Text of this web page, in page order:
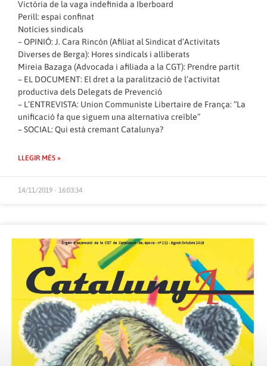
Victòria de la vaga indefinida a Iberboard
Perill: espai confinat
Notícies sindicals
– OPINIÓ: J. Cara Rincón (Afiliat al Sindicat d’Activitats
Diverses de Berga): Hores sindicals i alliberats
Mireia Bazaga (Advocada i afiliada a la CGT): Prendre partit
– EL DOCUMENT: El dret a la paralització de l’activitat
productiva dels Delegats de Prevenció
– L’ENTREVISTA: Union Communiste Libertaire de França: “La
unificació fa que siguem una alternativa creïble”
– SOCIAL: Qui està cremant Catalunya?
LLEGIR MÉS »
14/11/2019 - 16:03:34